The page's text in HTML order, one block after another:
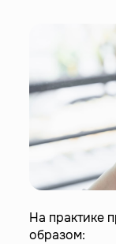
На практике
образом: